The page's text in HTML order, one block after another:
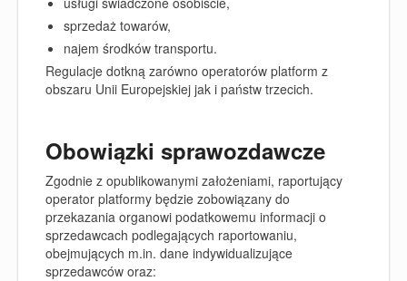
sprzedaż towarów,
najem środków transportu.
Regulacje dotkną zarówno operatorów platform z
obszaru Unii Europejskiej jak i państw trzecich.
Obowiązki sprawozdawcze
Zgodnie z opublikowanymi założeniami, raportujący
operator platformy będzie zobowiązany do
przekazania organowi podatkowemu informacji o
sprzedawcach podlegających raportowaniu,
obejmujących m.in. dane indywidualizujące
sprzedawców oraz: